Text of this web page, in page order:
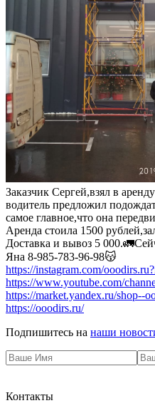
Заказчик Сергей,взял в
водитель предложил
самое главное,что она
Аренда стоила 1500
Доставка и вывоз 5
Яна 8-985-783-96-98😽
https://instagram.com/
https://www.youtube.com/
https://market.yandex.ru/shop--
https://ooodirs.ru/
Подпишитесь на наши
Контакты